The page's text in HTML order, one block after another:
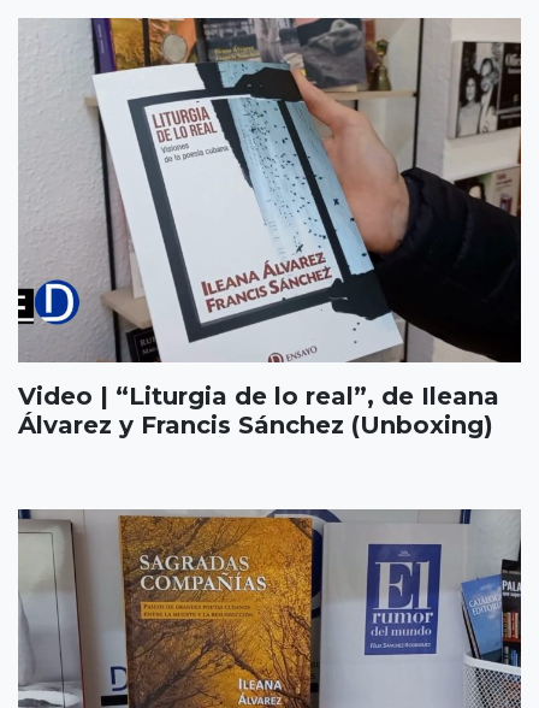
Video | “Liturgia de lo real”, de Ileana
Álvarez y Francis Sánchez (Unboxing)